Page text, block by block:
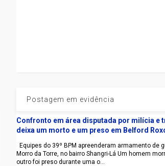
Postagem em evidência
Confronto em área disputada por milícia e
deixa um morto e um preso em Belford
Equipes do 39º BPM apreenderam armamento de
Morro da Torre, no bairro Shangri-Lá Um homem
outro foi preso durante uma o...